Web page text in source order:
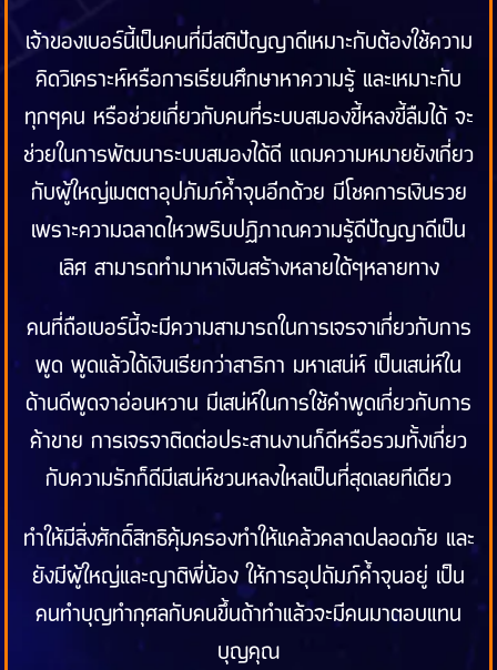
เจ้าของเบอร์นี้เป็นคนที่มีสติปัญญาดีเหมาะกับต้องใช้ความ
คิดวิเคราะห์หรือการเรียนศึกษาหาความรู้ และเหมาะกับ
ทุกๆคน หรือช่วยเกี่ยวกับคนที่ระบบสมองขี้หลงขี้ลืมได้ จะ
ช่วยในการพัฒนาระบบสมองได้ดี แถมความหมายยังเกี่ยว
กับผู้ใหญ่เมตตาอุปภัมภ์ค้ำจุนอีกด้วย มีโชคการเงินรวย
เพราะความฉลาดไหวพริบปฏิภาณความรู้ดีปัญญาดีเป็น
เลิศ สามารถทำมาหาเงินสร้างหลายได้ๆหลายทาง
คนที่ถือเบอร์นี้จะมีความสามารถในการเจรจาเกี่ยวกับการ
พูด พูดแล้วได้เงินเรียกว่าสาริกา มหาเสน่ห์ เป็นเสน่ห์ใน
ด้านดีพูดจาอ่อนหวาน มีเสน่ห์ในการใช้คำพูดเกี่ยวกับการ
ค้าขาย การเจรจาติดต่อประสานงานก็ดีหรือรวมทั้งเกี่ยว
กับความรักก็ดีมีเสน่ห์ชวนหลงไหลเป็นที่สุดเลยทีเดียว
ทำให้มีสิ่งศักดิ์สิทธิคุ้มครองทำให้แคล้วคลาดปลอดภัย และ
ยังมีผู้ใหญ่และญาติพี่น้อง ให้การอุปถัมภ์ค้ำจุนอยู่ เป็น
คนทำบุญทำกุศลกับคนขึ้นถ้าทำแล้วจะมีคนมาตอบแทน
บุญคุณ